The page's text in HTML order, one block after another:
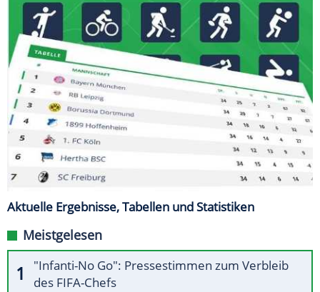
Aktuelle Ergebnisse, Tabellen und Statistiken
Meistgelesen
"Infanti-No Go": Pressestimmen zum Verbleib
des FIFA-Chefs